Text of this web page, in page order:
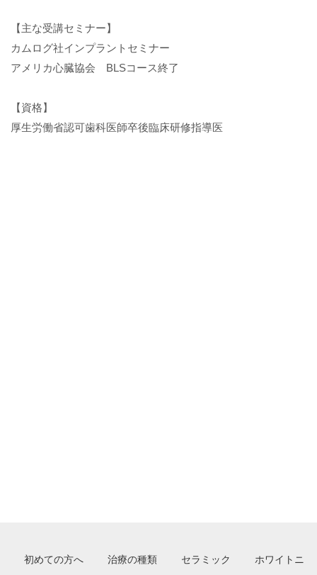
【主な受講セミナー】
カムログ社インプラントセミナー
アメリカ心臓協会 BLSコース終了
【資格】
厚生労働省認可歯科医師卒後臨床研修指導医
初めての方へ 治療の種類 セラミック ホワイトニ